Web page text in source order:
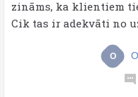
zināms, ka klientiem
Cik tas ir adekvāti no
O